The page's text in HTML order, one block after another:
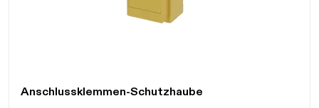
Anschlussklemmen-Schutzhaube